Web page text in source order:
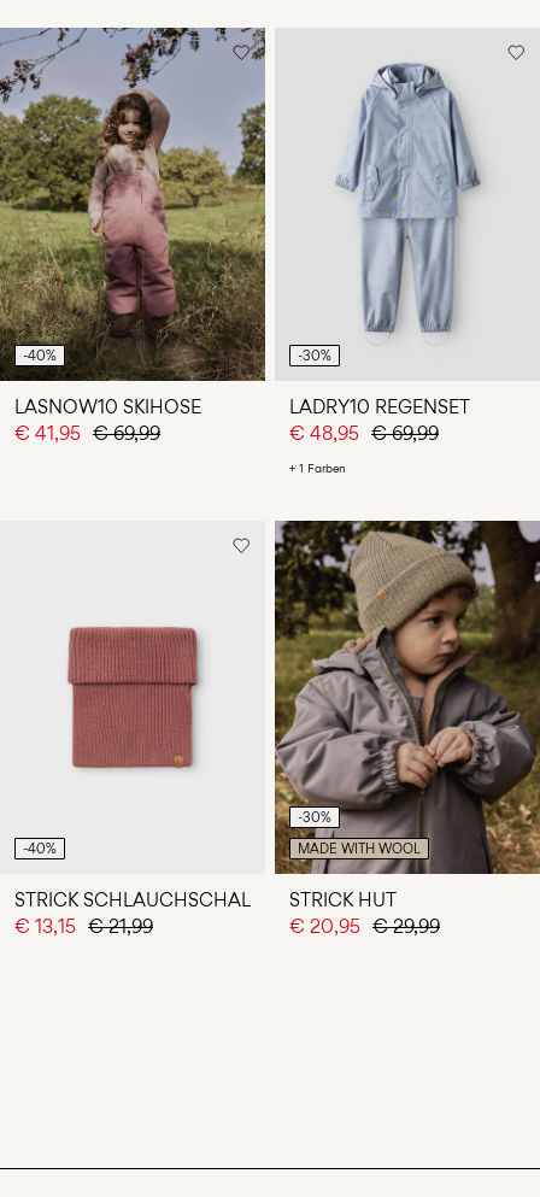
-40%
LASNOW10 SKIHOSE
€ 41,95 € 69,99
-30%
LADRY10 REGENSET
€ 48,95 € 69,99
+ 1 Farben
-40%
STRICK SCHLAUCHSCHAL
€ 13,15 € 21,99
-30%
MADE WITH WOOL
STRICK HUT
€ 20,95 € 29,99